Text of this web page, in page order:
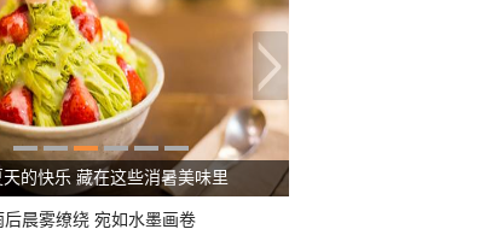
天的快乐 藏在这些消暑美味里
后晨雾缭绕 宛如水墨画卷